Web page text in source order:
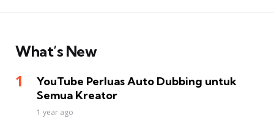
What’s New
YouTube Perluas Auto Dubbing untuk
Semua Kreator
1 year ago